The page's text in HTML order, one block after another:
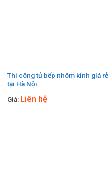
Thi công tủ bếp nhôm kính giá rẻ
tại Hà Nội
Giá: Liên hệ